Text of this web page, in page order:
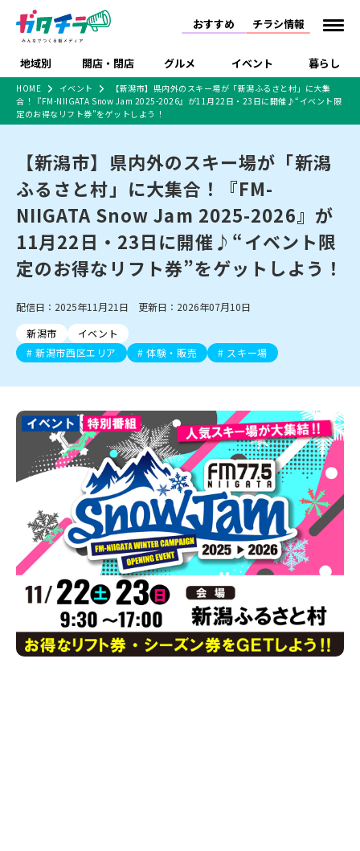
おすすめ チラシ情報
地域別 開店・閉店 グルメ イベント 暮らし
中越 上越
佐渡
新潟市中央区 新潟市東区 新潟市西区
新潟市北区
新潟市南区
新潟市江南区 新潟市秋葉区
新潟市西蒲区
村上・関川
新発田・聖籠
胎内・粟島
三条・加茂・田上
五泉・阿賀野・阿賀
燕・弥彦
長岡・見附
小千谷・十日町・津南
魚沼・南魚沼・湯沢
柏崎・刈羽・出雲崎
上越・妙高・糸魚川
リニューアル・移転 休業 開店まとめ
閉店まとめ
新潟市・開店
新潟市・閉店
長岡市・開店
ラーメン・開店
ラーメン・閉店
和食 洋食
スイーツ ランチ
ご当地グルメ 食べ歩き テイクアウト
季節・期間限定
カフェ
居酒屋・バー 焼肉
パスタ
パン・ベーカリー
タレカツ・豚カツ
デカ盛り・大盛り
旨辛・激辛
定食・町定食 海鮮・鮨
そば・うどん
日本酒・新潟清酒
ワイン・クラフトビール
ケーキ・パフェ
ビアガーデン・暑気払い
忘新年会・歓送迎会
趣味・展示会 ライブ・コンサート
スポーツ
にいがた酒の陣・新潟
セミナー・講演会 子ども向け 花火大会
入場無料
住宅展示場
完成見学会 学生スポーツ アルビレックス
店
食品メーカー・県産
品
習い事・塾 アパレル・雑貨
フィットネス・ジム
観光スポット
温泉・入浴 ホテル
リラクゼーション・整体
病院・クリニック
イオンモール
ラブラ万代・ラブラ2
リバーサイド千秋
パティオPATIO
特売セール
特集・まとめ記事
セツコママ ランキング 新潟人
キャンペーン
開店まとめ
閉店まとめ 人気記事まとめ
定食まとめ
食品スーパー・コンビ
ニ
戸建住宅・マンショ
ショッピングモール・
大型施設
ドラッグストア・ホーム
センター
ファッション 生活サービス
インテリア・雑貨
外食・テイクアウト
新車・中古車・カー用品
冠婚葬祭
習い事・塾 通販・EC イベント
火曜セール
オープン・リニューアルセール
周年祭・感謝祭セール
年末・初売りセール
HOME イベント
【新潟市】県内外のスキー場が「新潟ふるさと村」に大集
合！『FM-NIIGATA Snow Jam 2025-2026』が11月22日・23日に開催♪“イベント限
定のお得なリフト券”をゲットしよう！
【新潟市】県内外のスキー場が「新潟
ふるさと村」に大集合！『FM-
NIIGATA Snow Jam 2025-2026』が
11月22日・23日に開催♪“イベント限
定のお得なリフト券”をゲットしよう！
配信日：2025年11月21日 更新日：2026年07月10日
新潟市
イベント
新潟市西区エリア
体験・販売 スキー場